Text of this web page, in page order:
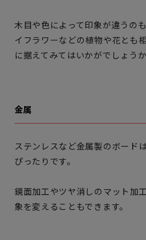
木目や色によって印象が違うの
イフラワーなどの植物や花とも
に据えてみてはいかがでしょうか
金属
ステンレスなど金属製のボード
ぴったりです。
鏡面加工やツヤ消しのマット加
象を変えることもできます。